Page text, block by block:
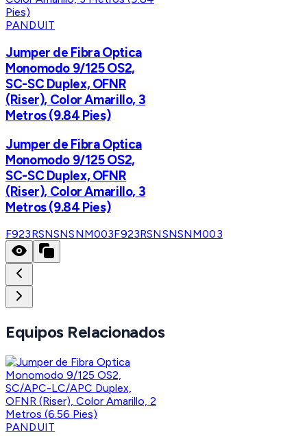
PANDUIT
Jumper de Fibra Optica
Monomodo 9/125 OS2,
SC-SC Duplex, OFNR
(Riser), Color Amarillo, 3
Metros (9.84 Pies)
Jumper de Fibra Optica
Monomodo 9/125 OS2,
SC-SC Duplex, OFNR
(Riser), Color Amarillo, 3
Metros (9.84 Pies)
F923RSNSNSNM003F923RSNSNSNM003
Equipos Relacionados
PANDUIT